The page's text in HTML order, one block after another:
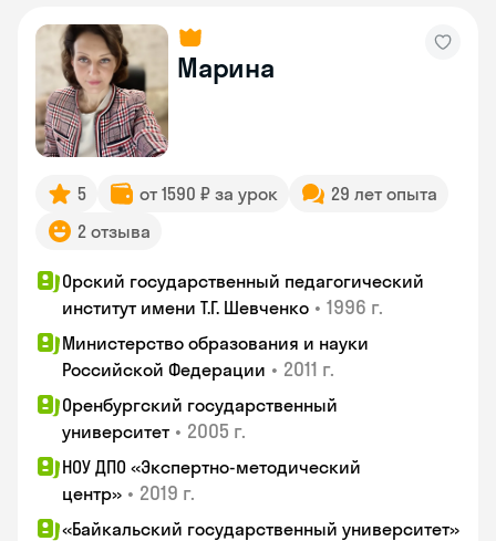
Марина
5 от 1590 ₽ за урок
29 лет опыта
2 отзыва
Орский государственный педагогический
институт имени Т.Г. Шевченко • 1996 г.
Министерство образования и науки
Российской Федерации • 2011 г.
Оренбургский государственный
университет • 2005 г.
НОУ ДПО «Экспертно-методический
центр» • 2019 г.
«Байкальский государственный университет»